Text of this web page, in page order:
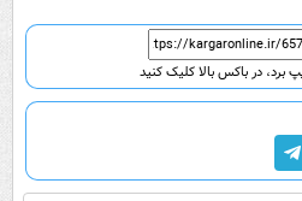
برد، در باکس بالا کلیک کنید